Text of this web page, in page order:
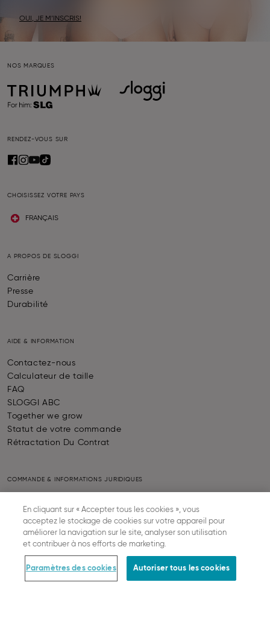
OUI, JE M’INSCRIS!
NOS MARQUES
RENDEZ-VOUS SUR
CHOISISSEZ VOTRE PAYS
FRANÇAIS
A PROPOS DE SLOGGI
Carrière
Presse
Durabilité
AIDE & INFORMATION
Contactez-nous
Calculateur de taille
FAQ
SLOGGI ABC
Together we grow
Statut de votre commande
Rétractation Du Contrat
COMMANDE & INFORMATIONS JURIDIQUES
Livraison
Conditions générales de vente
Protection des données
Mentions légales
Paramètres des cookies
En cliquant sur « Accepter tous les cookies », vous
acceptez le stockage de cookies sur votre appareil pour
améliorer la navigation sur le site, analyser son utilisation
et contribuer à nos efforts de marketing.
Paramètres des cookies Autoriser tous les cookies